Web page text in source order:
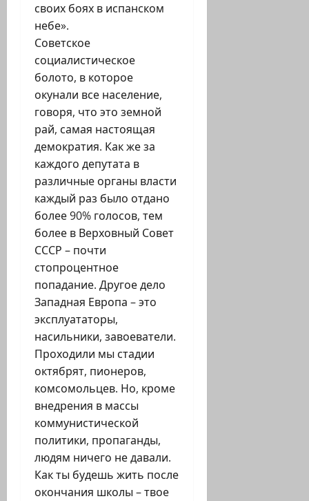
своих боях в испанском
небе».
Советское
социалистическое
болото, в которое
окунали все население,
говоря, что это земной
рай, самая настоящая
демократия. Как же за
каждого депутата в
различные органы власти
каждый раз было отдано
более 90% голосов, тем
более в Верховный Совет
СССР – почти
стопроцентное
попадание. Другое дело
Западная Европа – это
эксплуататоры,
насильники, завоеватели.
Проходили мы стадии
октябрят, пионеров,
комсомольцев. Но, кроме
внедрения в массы
коммунистической
политики, пропаганды,
людям ничего не давали.
Как ты будешь жить после
окончания школы – твое